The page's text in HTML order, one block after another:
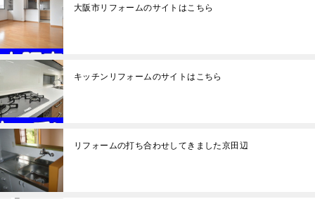
大阪市リフォームのサイトはこちら
キッチンリフォームのサイトはこちら
リフォームの打ち合わせしてきました京田辺